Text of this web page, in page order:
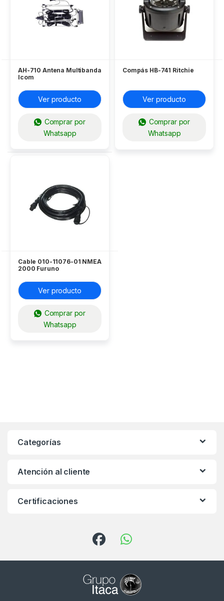
AH-710 Antena Multibanda
Icom
Ver producto
Comprar por
Whatsapp
Compás HB-741 Ritchie
Ver producto
Comprar por
Whatsapp
Cable 010-11076-01 NMEA
2000 Furuno
Ver producto
Comprar por
Whatsapp
Categorías
Atención al cliente
Certificaciones